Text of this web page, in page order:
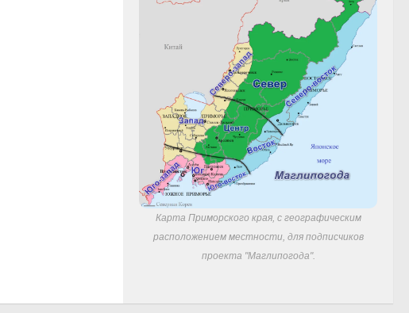
Карта Приморского края, с географическим
расположением местности, для подписчиков
проекта "Маглипогода".